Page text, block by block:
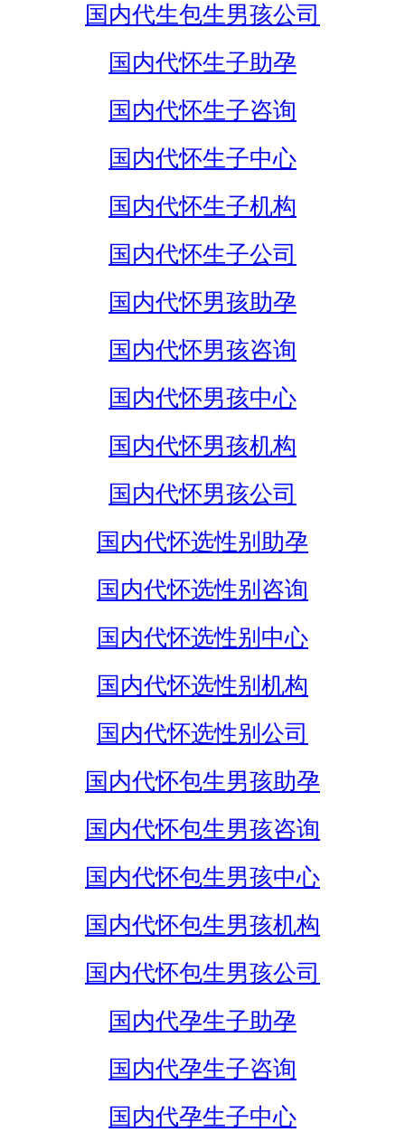
国内代生包生男孩公司
国内代怀生子助孕
国内代怀生子咨询
国内代怀生子中心
国内代怀生子机构
国内代怀生子公司
国内代怀男孩助孕
国内代怀男孩咨询
国内代怀男孩中心
国内代怀男孩机构
国内代怀男孩公司
国内代怀选性别助孕
国内代怀选性别咨询
国内代怀选性别中心
国内代怀选性别机构
国内代怀选性别公司
国内代怀包生男孩助孕
国内代怀包生男孩咨询
国内代怀包生男孩中心
国内代怀包生男孩机构
国内代怀包生男孩公司
国内代孕生子助孕
国内代孕生子咨询
国内代孕生子中心